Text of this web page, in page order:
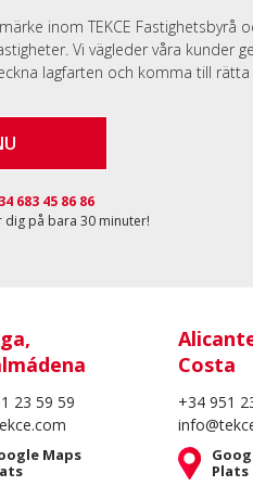
inom TEKCE Fastighetsbyrå
Vi vägleder våra kunder
lagfarten och komma till rätta
683 45 86 86
dig på bara 30 minuter!
23 59 59
Maps
Costa
+34 951
Plats